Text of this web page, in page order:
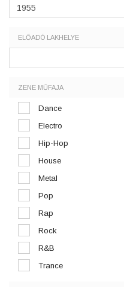
ELŐADÓ LAKHELYE
ZENE MŰFAJA
Dance
Electro
Hip-Hop
House
Metal
Pop
Rap
Rock
R&B
Trance